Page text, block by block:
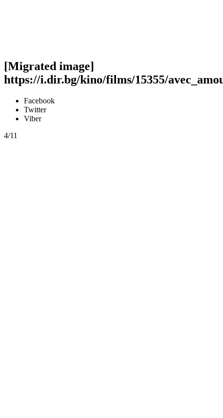
[Migrated image]
https://i.dir.bg/kino/films/15355/
Facebook
Twitter
Viber
4/11